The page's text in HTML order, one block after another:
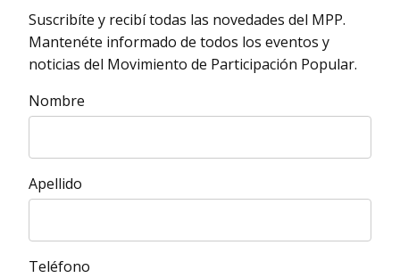
Suscribíte y recibí todas las novedades del MPP.
Mantenéte informado de todos los eventos y
noticias del Movimiento de Participación Popular.
Nombre
Apellido
Teléfono